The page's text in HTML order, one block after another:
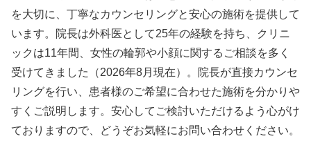
を大切に、丁寧なカウンセリングと安心の施術を提供して
います。院長は外科医として25年の経験を持ち、クリニ
ックは11年間、女性の輪郭や小顔に関するご相談を多く
受けてきました（2026年8月現在）。院長が直接カウンセ
リングを行い、患者様のご希望に合わせた施術を分かりや
すくご説明します。安心してご検討いただけるよう心がけ
ておりますので、どうぞお気軽にお問い合わせください。